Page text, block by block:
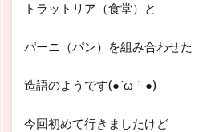
トラットリア（食堂）と
パーニ（パン）を組み合わせた
造語のようです(●´ω｀●)
今回初めて行きましたけど